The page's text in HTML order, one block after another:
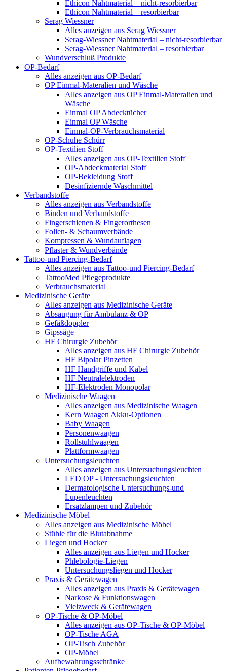
Ethicon Nahtmaterial – nicht-resorbierbar
Ethicon Nahtmaterial – resorbierbar
Serag Wiessner
Alles anzeigen aus Serag Wiessner
Serag-Wiessner Nahtmaterial – nicht-resorbierbar
Serag-Wiessner Nahtmaterial – resorbierbar
Wundverschluß Produkte
OP-Bedarf
Alles anzeigen aus OP-Bedarf
OP Einmal-Materalien und Wäsche
Alles anzeigen aus OP Einmal-Materalien und
Wäsche
Einmal OP Abdecktücher
Einmal OP Wäsche
Einmal-OP-Verbrauchsmaterial
OP-Schuhe Schürr
OP-Textilien Stoff
Alles anzeigen aus OP-Textilien Stoff
OP-Abdeckmaterial Stoff
OP-Bekleidung Stoff
Desinfiziernde Waschmittel
Verbandstoffe
Alles anzeigen aus Verbandstoffe
Binden und Verbandstoffe
Fingerschienen & Fingerorthesen
Folien- & Schaumverbände
Kompressen & Wundauflagen
Pflaster & Wundverbände
Tattoo-und Piercing-Bedarf
Alles anzeigen aus Tattoo-und Piercing-Bedarf
TattooMed Pflegeprodukte
Verbrauchsmaterial
Medizinische Geräte
Alles anzeigen aus Medizinische Geräte
Absaugung für Ambulanz & OP
Gefäßdoppler
Gipssäge
HF Chirurgie Zubehör
Alles anzeigen aus HF Chirurgie Zubehör
HF Bipolar Pinzetten
HF Handgriffe und Kabel
HF Neutralelektroden
HF-Elektroden Monopolar
Medizinische Waagen
Alles anzeigen aus Medizinische Waagen
Kern Waagen Akku-Optionen
Baby Waagen
Personenwaagen
Rollstuhlwaagen
Plattformwaagen
Untersuchungsleuchten
Alles anzeigen aus Untersuchungsleuchten
LED OP - Untersuchungsleuchten
Dermatologische Untersuchungs-und
Lupenleuchten
Ersatzlampen und Zubehör
Medizinische Möbel
Alles anzeigen aus Medizinische Möbel
Stühle für die Blutabnahme
Liegen und Hocker
Alles anzeigen aus Liegen und Hocker
Phlebologie-Liegen
Untersuchungsliegen und Hocker
Praxis & Gerätewagen
Alles anzeigen aus Praxis & Gerätewagen
Narkose & Funktionswagen
Vielzweck & Gerätewagen
OP-Tische & OP-Möbel
Alles anzeigen aus OP-Tische & OP-Möbel
OP-Tische AGA
OP-Tisch Zubehör
OP-Möbel
Aufbewahrungsschränke